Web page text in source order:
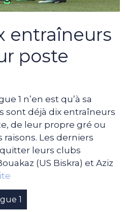
entraîneurs
poste
1 n’en est qu’à sa
sont déjà dix entraîneurs
de leur propre gré ou
Les derniers
leurs clubs
(US Biskra) et Aziz
1